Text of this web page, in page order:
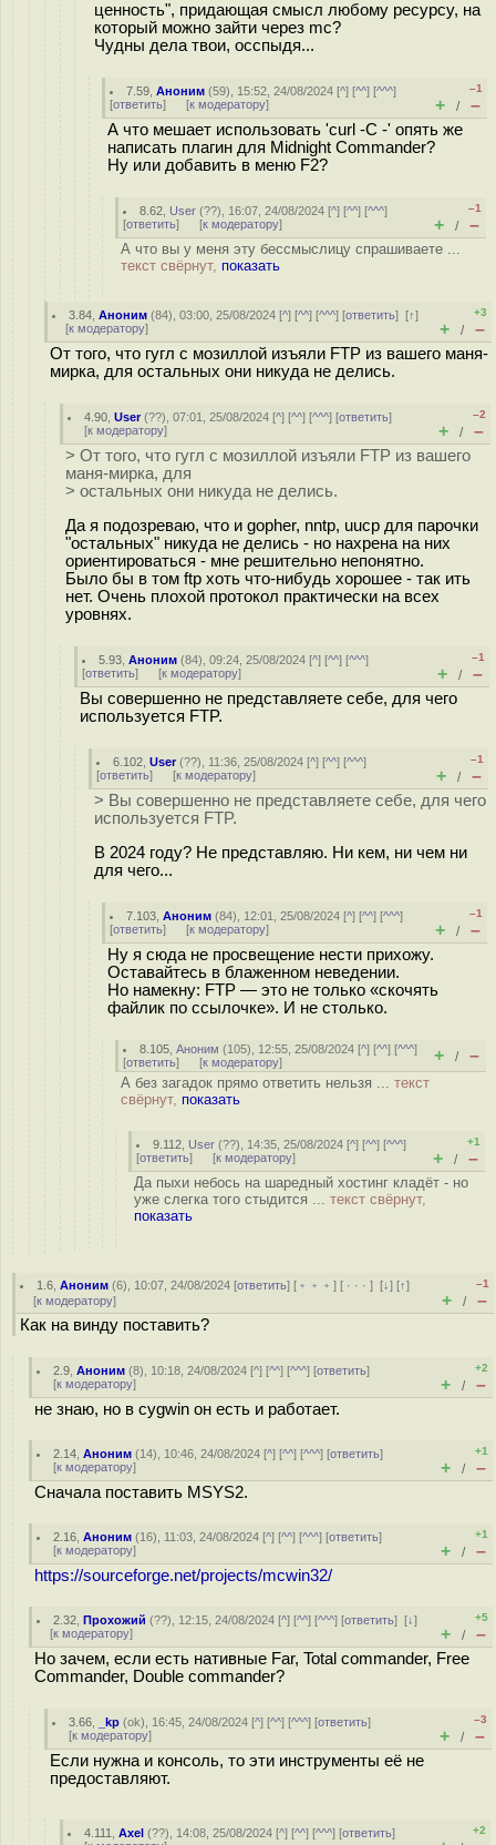
ценность", придающая смысл любому ресурсу, на
который можно зайти через mc?
Чудны дела твои, осспыдя...
7.59 ,Аноним (59), 15:52, 24/08/2024 [^] [^^] [^^^]
[ответить] [к модератору]
–1
+ / –
А что мешает использовать 'curl -C -' опять же
написать плагин для Midnight Commander?
Ну или добавить в меню F2?
8.62 User (??), 16:07, 24/08/2024 [^] [^^] [^^^]
[ответить] [к модератору]
–1
+ / –
А что вы у меня эту бессмыслицу спрашиваете ...
текст свёрнут, показать
3.84 ,Аноним (84), 03:00, 25/08/2024 [^] [^^] [^^^] [ответить][↑]
[к модератору]
+3
+ / –
От того, что гугл с мозиллой изъяли FTP из вашего маня-
мирка, для остальных они никуда не делись.
4.90 ,User(??), 07:01, 25/08/2024 [^] [^^] [^^^] [ответить]
[к модератору]
–2
+ / –
> От того, что гугл с мозиллой изъяли FTP из вашего
маня-мирка, для
> остальных они никуда не делись.
Да я подозреваю, что и gopher, nntp, uucp для парочки
"остальных" никуда не делись - но нахрена на них
ориентироваться - мне решительно непонятно.
Было бы в том ftp хоть что-нибудь хорошее - так ить
нет. Очень плохой протокол практически на всех
уровнях.
5.93 ,Аноним (84), 09:24, 25/08/2024 [^] [^^] [^^^]
[ответить] [к модератору]
–1
+ / –
Вы совершенно не представляете себе, для чего
используется FTP.
6.102 ,User(??), 11:36, 25/08/2024 [^] [^^] [^^^]
[ответить] [к модератору]
–1
+ / –
> Вы совершенно не представляете себе, для чего
используется FTP.
В 2024 году? Не представляю. Ни кем, ни чем ни
для чего...
7.103 ,Аноним (84), 12:01, 25/08/2024 [^] [^^] [^^^]
[ответить] [к модератору]
–1
+ / –
Ну я сюда не просвещение нести прихожу.
Оставайтесь в блаженном неведении.
Но намекну: FTP — это не только «скочять
файлик по ссылочке». И не столько.
8.105 ,Аноним (105), 12:55, 25/08/2024 [^] [^^] [^^^]
[ответить] [к модератору] + / –
А без загадок прямо ответить нельзя ... текст
свёрнут, показать
9.112 User (??), 14:35, 25/08/2024 [^] [^^] [^^^]
[ответить] [к модератору]
+1
+ / –
Да пыхи небось на шаредный хостинг кладёт - но
уже слегка того стыдится ... текст свёрнут,
показать
1.6 ,Аноним (6), 10:07, 24/08/2024 [ответить] [ ﹢﹢﹢] [ · · ·][↓] [↑]
[к модератору]
–1
+ / –
Как на винду поставить?
2.9 ,Аноним (8), 10:18, 24/08/2024 [^] [^^] [^^^] [ответить]
[к модератору]
+2
+ / –
не знаю, но в cygwin он есть и работает.
2.14 ,Аноним (14), 10:46, 24/08/2024 [^] [^^] [^^^] [ответить]
[к модератору]
+1
+ / –
Сначала поставить MSYS2.
2.16 ,Аноним (16), 11:03, 24/08/2024 [^] [^^] [^^^] [ответить]
[к модератору]
+1
+ / –
https://sourceforge.net/projects/mcwin32/
2.32 ,Прохожий (??), 12:15, 24/08/2024 [^] [^^] [^^^] [ответить][↓]
[к модератору]
+5
+ / –
Но зачем, если есть нативные Far, Total commander, Free
Commander, Double commander?
3.66 _kp (ok), 16:45, 24/08/2024 [^] [^^] [^^^] [ответить]
[к модератору]
–3
+ / –
Если нужна и консоль, то эти инструменты её не
предоставляют.
4.111 ,Axel (??), 14:08, 25/08/2024 [^] [^^] [^^^] [ответить]
+2